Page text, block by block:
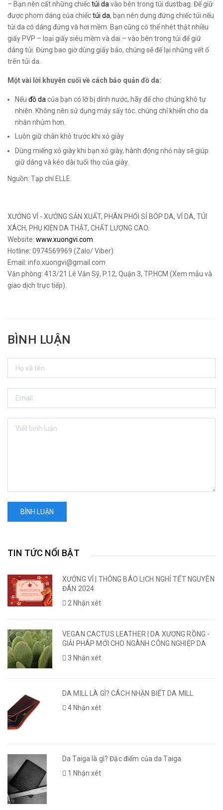
– Bạn nên cất những chiếctúi da vào bên trong túi dustbag. Để giữ
được phom dáng của chiếctúi da, bạn nên dựng đứng chiếc túi nếu
túi da có dáng đứng và hơi mềm. Bạn cũng có thể nhét thật nhiều
giấy PVP – loại giấy siêu mềm và dai – vào bên trong túi để giữ
dáng túi. Đừng bao giờ dùng giấy báo, chúng sẽ để lại những vết ố
trên túi da.
Một vài lời khuyên cuối về cách bảo quản đồ da:
Nếu đồ da của bạn có lỡ bị dính nước, hãy để cho chúng khô tự
nhiên. Không nên sử dụng máy sấy tóc. chúng chỉ khiến cho da
nhăn nhúm hơn.
Luôn giữ chân khô trước khi xỏ giày
Dùng miếng xỏ giày khi bạn xỏ giày, hành động nhỏ này sẽ giúp
giữ dáng và kéo dài tuổi thọ của giày.
Nguồn: Tạp chí ELLE.
XƯỞNG VÍ - XƯỞNG SẢN XUẤT, PHÂN PHỐI SỈ BÓP DA, VÍ DA, TÚI
XÁCH, PHỤ KIỆN DA THẬT, CHẤT LƯỢNG CAO.
Website: www.xuongvi.com
Hotline: 0974569969 (Zalo/ Viber)
Email: info.xuongvi@gmail.com
Văn phòng: 413/21 Lê Văn Sỹ, P.12, Quận 3, TP.HCM (Xem mẫu và
giao dịch trực tiếp).
BÌNH LUẬN
BÌNH LUẬN
TIN TỨC NỔI BẬT
XƯỞNG VÍ | THÔNG BÁO LỊCH NGHỈ TẾT NGUYÊN
ĐÁN 2024
2 Nhận xét
VEGAN CACTUS LEATHER | DA XƯƠNG RỒNG -
GIẢI PHÁP MỚI CHO NGÀNH CÔNG NGHIỆP DA
3 Nhận xét
DA MILL LÀ GÌ? CÁCH NHẬN BIẾT DA MILL
4 Nhận xét
Da Taiga là gì? Đặc điểm của da Taiga
1 Nhận xét